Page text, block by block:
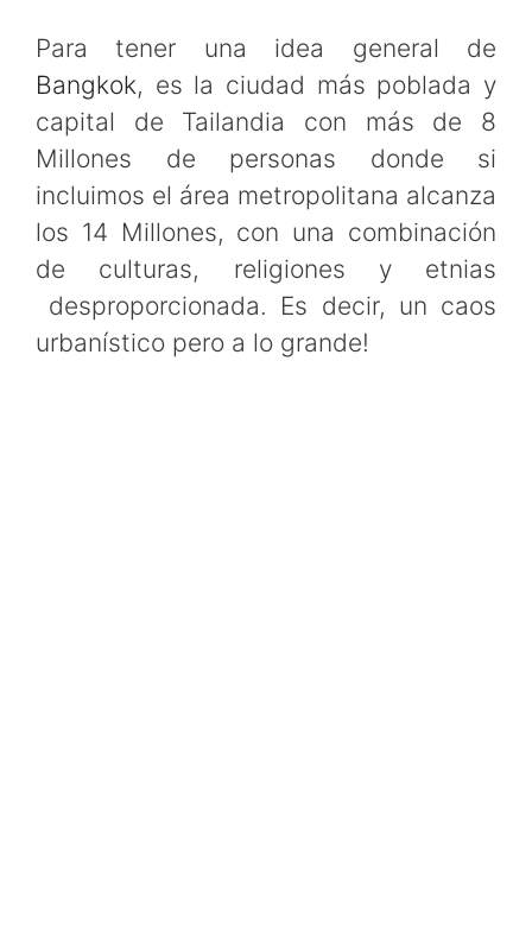
Para tener una idea general de
Bangkok, es la ciudad más poblada y
capital de Tailandia con más de 8
Millones de personas donde si
incluimos el área metropolitana alcanza
los 14 Millones, con una combinación
de culturas, religiones y etnias
desproporcionada. Es decir, un caos
urbanístico pero a lo grande!